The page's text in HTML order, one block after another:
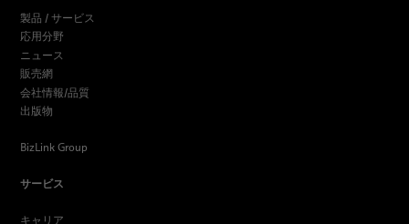
製品 / サービス
応用分野
ニュース
販売網
会社情報/品質
出版物
BizLink Group
サービス
キャリア